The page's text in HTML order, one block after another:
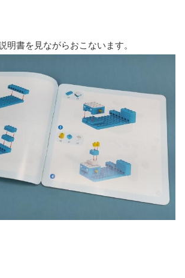
明書を見ながらおこないます。